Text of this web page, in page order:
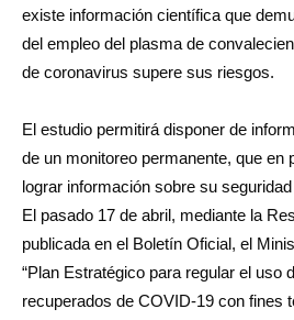
existe información científica que
del empleo del plasma de
de coronavirus supere sus riesgos.
El estudio permitirá disponer de
de un monitoreo permanente, que en
lograr información sobre su
El pasado 17 de abril, mediante la
publicada en el Boletín Oficial, el
“Plan Estratégico para regular el uso
recuperados de COVID-19 con fines